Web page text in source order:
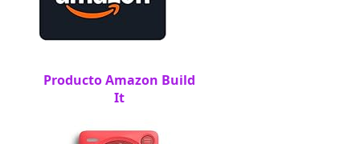
Producto Amazon Build
It